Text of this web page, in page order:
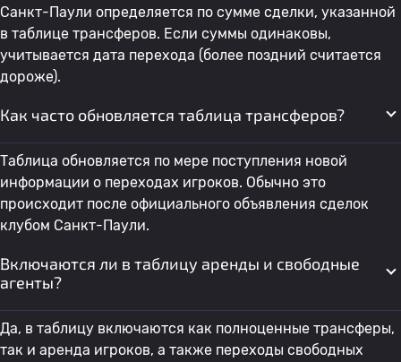
Санкт-Паули определяется по сумме сделки, указанной
в таблице трансферов. Если суммы одинаковы,
учитывается дата перехода (более поздний считается
дороже).
Как часто обновляется таблица трансферов?
Таблица обновляется по мере поступления новой
информации о переходах игроков. Обычно это
происходит после официального объявления сделок
клубом Санкт-Паули.
Включаются ли в таблицу аренды и свободные
агенты?
Да, в таблицу включаются как полноценные трансферы,
так и аренда игроков, а также переходы свободных